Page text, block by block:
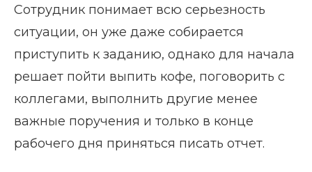
Сотрудник понимает всю серьезность
ситуации, он уже даже собирается
приступить к заданию, однако для начала
решает пойти выпить кофе, поговорить с
коллегами, выполнить другие менее
важные поручения и только в конце
рабочего дня приняться писать отчет.